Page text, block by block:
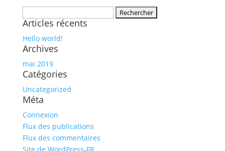
Articles récents
Hello world!
Archives
mai 2019
Catégories
Uncategorized
Méta
Connexion
Flux des publications
Flux des commentaires